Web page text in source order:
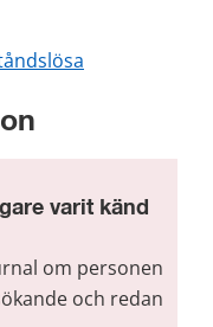
varit känd
om personen
och redan